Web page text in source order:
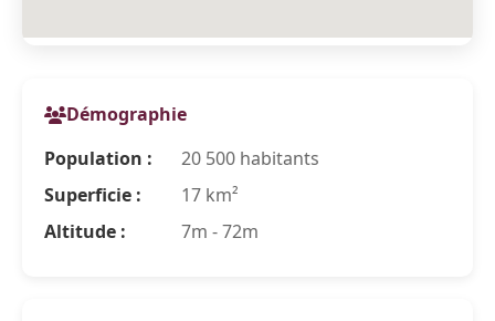
Démographie
Population :
20 500 habitants
Superficie :
17 km²
Altitude :
7m - 72m